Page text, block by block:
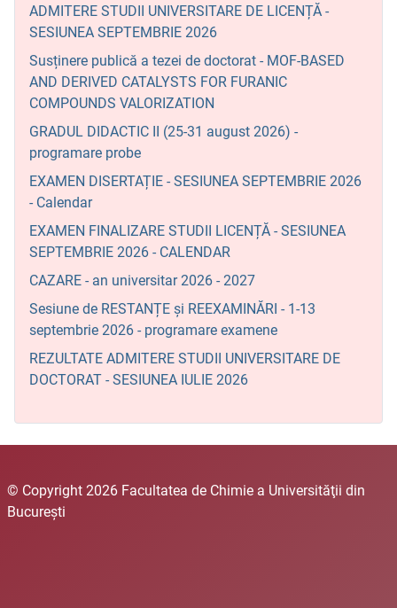
ADMITERE STUDII UNIVERSITARE DE LICENȚĂ -
SESIUNEA SEPTEMBRIE 2026
Susținere publică a tezei de doctorat - MOF-BASED
AND DERIVED CATALYSTS FOR FURANIC
COMPOUNDS VALORIZATION
GRADUL DIDACTIC II (25-31 august 2026) -
programare probe
EXAMEN DISERTAȚIE - SESIUNEA SEPTEMBRIE 2026
- Calendar
EXAMEN FINALIZARE STUDII LICENȚĂ - SESIUNEA
SEPTEMBRIE 2026 - CALENDAR
CAZARE - an universitar 2026 - 2027
Sesiune de RESTANȚE și REEXAMINĂRI - 1-13
septembrie 2026 - programare examene
REZULTATE ADMITERE STUDII UNIVERSITARE DE
DOCTORAT - SESIUNEA IULIE 2026
© Copyright 2026 Facultatea de Chimie a Universităţii din
Bucureşti